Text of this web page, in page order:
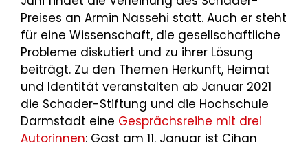
Preises an Armin Nassehi statt. Auch er steht
für eine Wissenschaft, die gesellschaftliche
Probleme diskutiert und zu ihrer Lösung
beiträgt. Zu den Themen Herkunft, Heimat
und Identität veranstalten ab Januar 2021
die Schader-Stiftung und die Hochschule
Darmstadt eine Gesprächsreihe mit drei
Autorinnen: Gast am 11. Januar ist Cihan